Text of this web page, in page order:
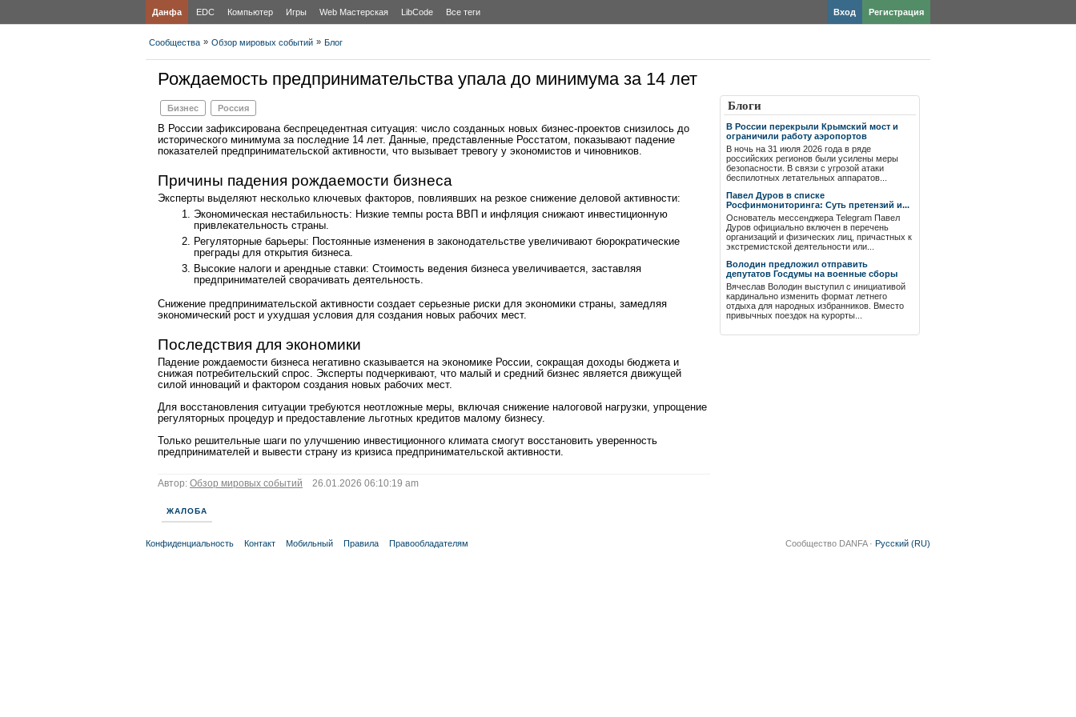
Данфа EDC Компьютер Игры Web Мастерская LibCode Все теги Регистрация
Вход
Сообщества » Обзор мировых событий » Блог
Рождаемость предпринимательства упала до минимума за 14 лет
Бизнес Россия
В России зафиксирована беспрецедентная ситуация: число созданных новых бизнес-проектов снизилось до
исторического минимума за последние 14 лет. Данные, представленные Росстатом, показывают падение
показателей предпринимательской активности, что вызывает тревогу у экономистов и чиновников.
Причины падения рождаемости бизнеса
Эксперты выделяют несколько ключевых факторов, повлиявших на резкое снижение деловой активности:
Экономическая нестабильность: Низкие темпы роста ВВП и инфляция снижают инвестиционную
привлекательность страны.
Регуляторные барьеры: Постоянные изменения в законодательстве увеличивают бюрократические
преграды для открытия бизнеса.
Высокие налоги и арендные ставки: Стоимость ведения бизнеса увеличивается, заставляя
предпринимателей сворачивать деятельность.
Снижение предпринимательской активности создает серьезные риски для экономики страны, замедляя
экономический рост и ухудшая условия для создания новых рабочих мест.
Последствия для экономики
Падение рождаемости бизнеса негативно сказывается на экономике России, сокращая доходы бюджета и
снижая потребительский спрос. Эксперты подчеркивают, что малый и средний бизнес является движущей
силой инноваций и фактором создания новых рабочих мест.
Для восстановления ситуации требуются неотложные меры, включая снижение налоговой нагрузки, упрощение
регуляторных процедур и предоставление льготных кредитов малому бизнесу.
Только решительные шаги по улучшению инвестиционного климата смогут восстановить уверенность
предпринимателей и вывести страну из кризиса предпринимательской активности.
Автор: Обзор мировых событий 26.01.2026 06:10:19 am
ЖАЛОБА
Блоги
В России перекрыли Крымский мост и
ограничили работу аэропортов
В ночь на 31 июля 2026 года в ряде
российских регионов были усилены меры
безопасности. В связи с угрозой атаки
беспилотных летательных аппаратов...
Павел Дуров в списке
Росфинмониторинга: Суть претензий и...
Основатель мессенджера Telegram Павел
Дуров официально включен в перечень
организаций и физических лиц, причастных к
экстремистской деятельности или...
Володин предложил отправить
депутатов Госдумы на военные сборы
Вячеслав Володин выступил с инициативой
кардинально изменить формат летнего
отдыха для народных избранников. Вместо
привычных поездок на курорты...
Конфиденциальность Контакт Мобильный Правила Правообладателям Сообщество DANFA · Русский (RU)